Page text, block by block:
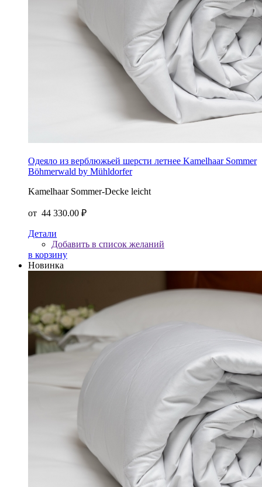
Одеяло из верблюжьей шерсти летнее Kamelhaar Sommer
Böhmerwald by Mühldorfer
Kamelhaar Sommer-Decke leicht
от 44 330.00 ₽
Детали
Добавить в список желаний
в корзину
Новинка